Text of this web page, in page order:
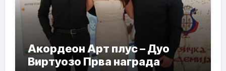
Акордеон Арт плус – Дуо
Виртуозо Прва награда